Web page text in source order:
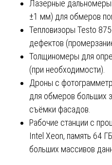
Лазерные дальномеры
±1 мм) для обмеров
Тепловизоры Testo
дефектов
Толщиномеры для
(при необходимости).
Дроны с
для обмеров больших
съёмки фасадов.
Рабочие станции с
Intel Xeon, память 64
больших массивов